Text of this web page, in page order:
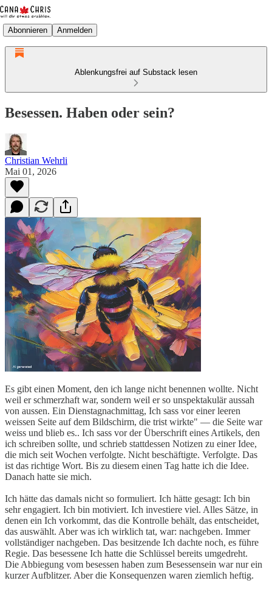
Abonnieren Anmelden
Ablenkungsfrei auf Substack lesen
Besessen. Haben oder sein?
Christian Wehrli
Mai 01, 2026
Es gibt einen Moment, den ich lange nicht benennen wollte. Nicht
weil er schmerzhaft war, sondern weil er so unspektakulär aussah
von aussen. Ein Dienstagnachmittag, Ich sass vor einer leeren
weissen Seite auf dem Bildschirm, die trist wirkte" — die Seite war
weiss und blieb es.. Ich sass vor der Überschrift eines Artikels, den
ich schreiben sollte, und schrieb stattdessen Notizen zu einer Idee,
die mich seit Wochen verfolgte. Nicht beschäftigte. Verfolgte. Das
ist das richtige Wort. Bis zu diesem einen Tag hatte ich die Idee.
Danach hatte sie mich.
Ich hätte das damals nicht so formuliert. Ich hätte gesagt: Ich bin
sehr engagiert. Ich bin motiviert. Ich investiere viel. Alles Sätze, in
denen ein Ich vorkommt, das die Kontrolle behält, das entscheidet,
das auswählt. Aber was ich wirklich tat, war: nachgeben. Immer
vollständiger nachgeben. Das besitzende Ich dachte noch, es führe
Regie. Das besessene Ich hatte die Schlüssel bereits umgedreht.
Die Abbiegung vom besessen haben zum Besessensein war nur ein
kurzer Aufblitzer. Aber die Konsequenzen waren ziemlich heftig.